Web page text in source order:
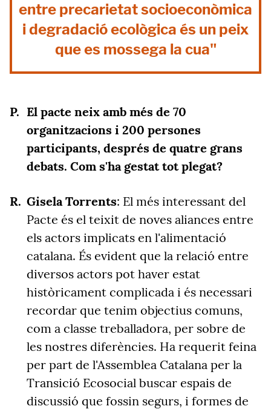
entre precarietat socioeconòmica
i degradació ecològica és un peix
que es mossega la cua"
El pacte neix amb més de 70
organitzacions i 200 persones
participants, després de quatre grans
debats. Com s'ha gestat tot plegat?
Gisela Torrents: El més interessant del
Pacte és el teixit de noves aliances entre
els actors implicats en l'alimentació
catalana. És evident que la relació entre
diversos actors pot haver estat
històricament complicada i és necessari
recordar que tenim objectius comuns,
com a classe treballadora, per sobre de
les nostres diferències. Ha requerit feina
per part de l'Assemblea Catalana per la
Transició Ecosocial buscar espais de
discussió que fossin segurs, i formes de